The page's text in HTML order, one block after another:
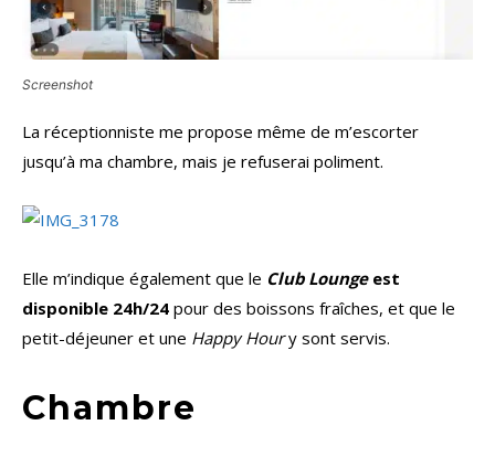
Screenshot
La réceptionniste me propose même de m’escorter
jusqu’à ma chambre, mais je refuserai poliment.
Elle m’indique également que le Club Loungeest
disponible 24h/24 pour des boissons fraîches, et que le
petit-déjeuner et une Happy Houry sont servis.
Chambre